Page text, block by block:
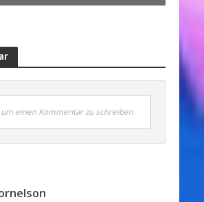
einen Kommentar zu schreiben